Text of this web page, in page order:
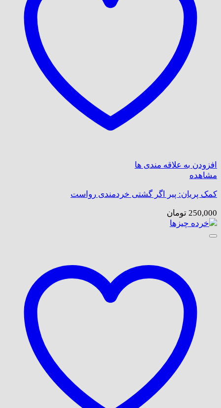
افزودن به علاقه مندی ها
مشاهده
کمک پریان: پیر اگر گشتی خردمندی رواست
250,000 تومان